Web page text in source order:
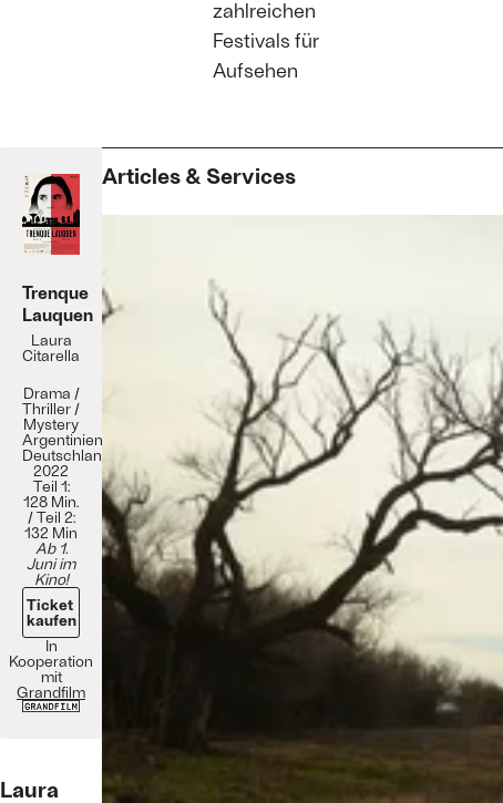
zahlreichen
Festivals für
Aufsehen
Trenque
Lauquen
Laura
Citarella
Drama /
Thriller /
Mystery
Argentinien,
Deutschland
2022
Teil 1:
128 Min.
/ Teil 2:
132 Min
Ab 1.
Juni im
Kino!
Ticket
kaufen
In
Kooperation
mit
Grandfilm
Laura
Articles & Services